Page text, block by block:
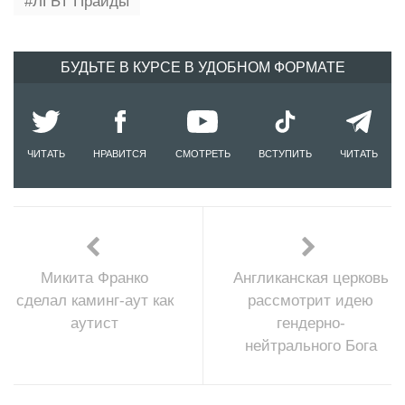
БУДЬТЕ В КУРСЕ В УДОБНОМ ФОРМАТЕ
ЧИТАТЬ НРАВИТСЯ СМОТРЕТЬ ВСТУПИТЬ ЧИТАТЬ
Микита Франко
сделал каминг-аут как
аутист
Англиканская церковь
рассмотрит идею
гендерно-
нейтрального Бога